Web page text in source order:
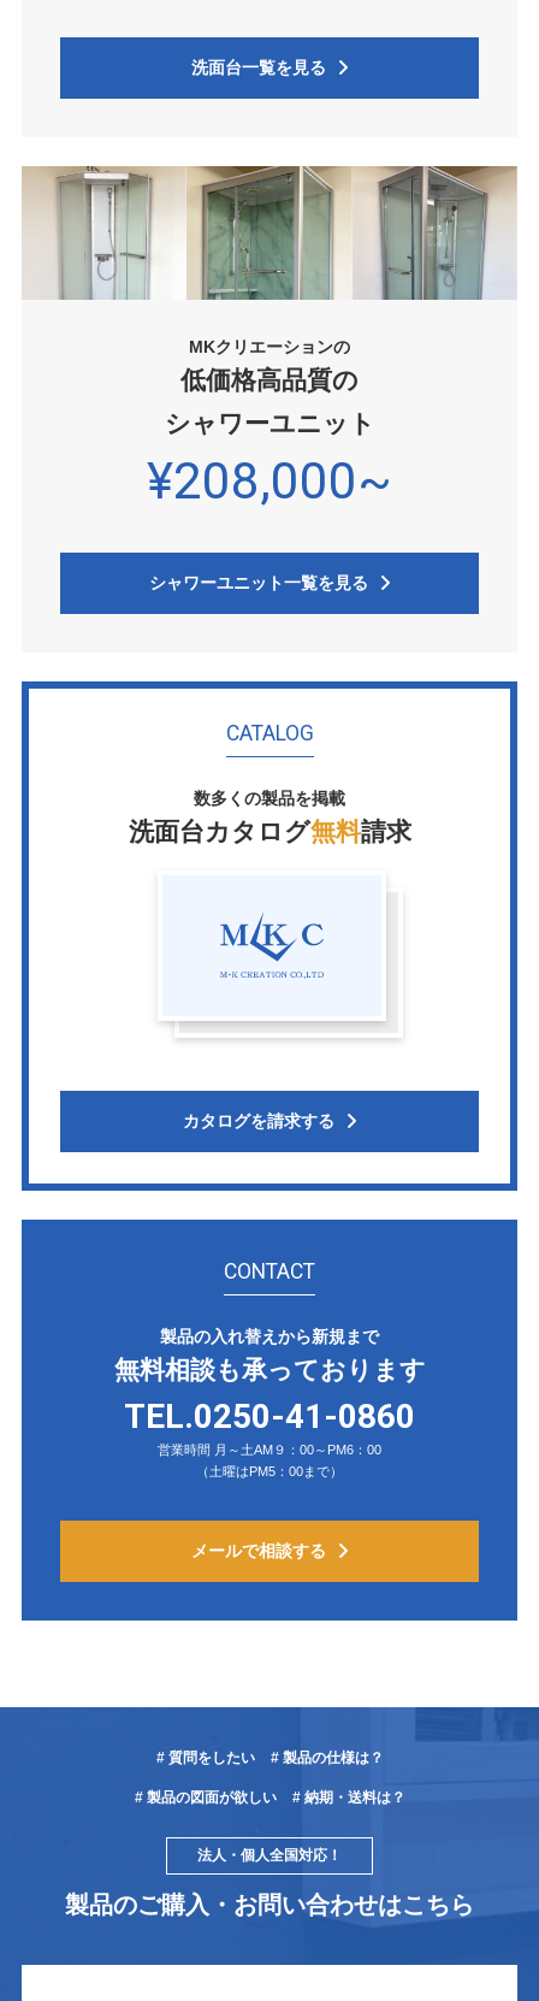
洗面台一覧を見る
MKクリエーションの
低価格高品質の
シャワーユニット
¥208,000~
シャワーユニット一覧を見る
CATALOG
数多くの製品を掲載
洗面台カタログ無料請求
カタログを請求する
CONTACT
製品の入れ替えから新規まで
無料相談も承っております
TEL.0250-41-0860
営業時間 月～土AM９：00～PM6：00
（土曜はPM5：00まで）
メールで相談する
# 質問をしたい # 製品の仕様は？
# 製品の図面が欲しい # 納期・送料は？
法人・個人全国対応！
製品のご購入・お問い合わせはこちら